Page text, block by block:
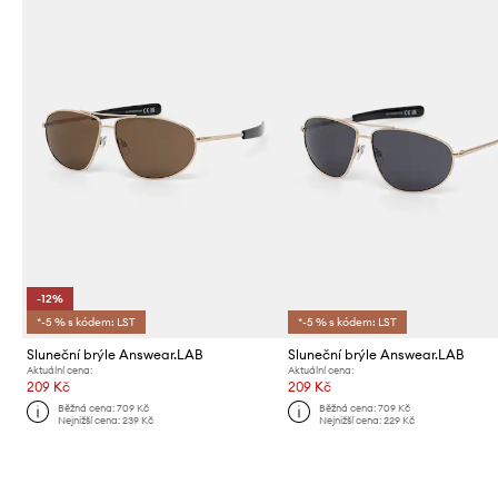
-12%
*-5 % s kódem: LST
Sluneční brýle Answear.LAB
Aktuální cena:
209 Kč
Běžná cena:709 Kč
Nejnižší cena:239 Kč
*-5 % s kódem: LST
Sluneční brýle Answear.LAB
Aktuální cena:
209 Kč
Běžná cena: 709 Kč
Nejnižší cena: 229 Kč